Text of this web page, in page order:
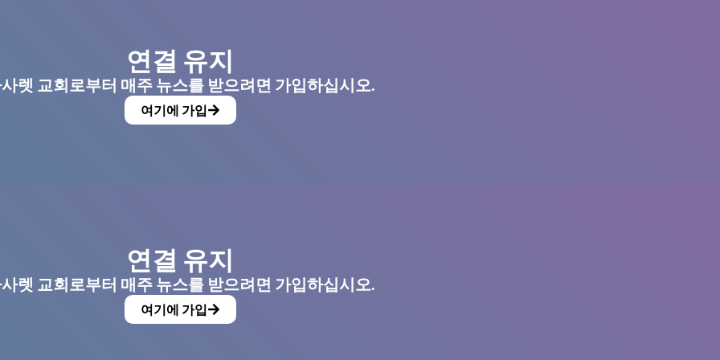
연결 유지
렛 교회로부터 매주 뉴스를 받으려면 가입하십시오.
여기에 가입
연결 유지
렛 교회로부터 매주 뉴스를 받으려면 가입하십시오.
여기에 가입